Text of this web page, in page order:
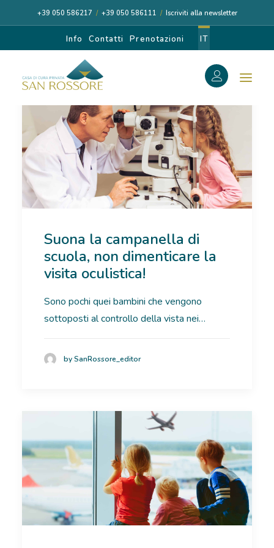
+39 050 586217 / +39 050 586111 / Iscriviti alla newsletter
Info Contatti Prenotazioni IT
Search
for:
CASA DI CURA
I NOSTRI MEDICI
DIAGNOSI E CURA
RICOVERI
NEWS
Suona la campanella di
scuola, non dimenticare la
visita oculistica!
Sono pochi quei bambini che vengono
sottoposti al controllo della vista nei…
by SanRossore_editor